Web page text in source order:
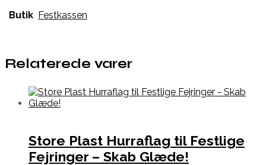
Butik Festkassen
Relaterede varer
Store Plast Hurraflag til Festlige
Fejringer – Skab Glæde!